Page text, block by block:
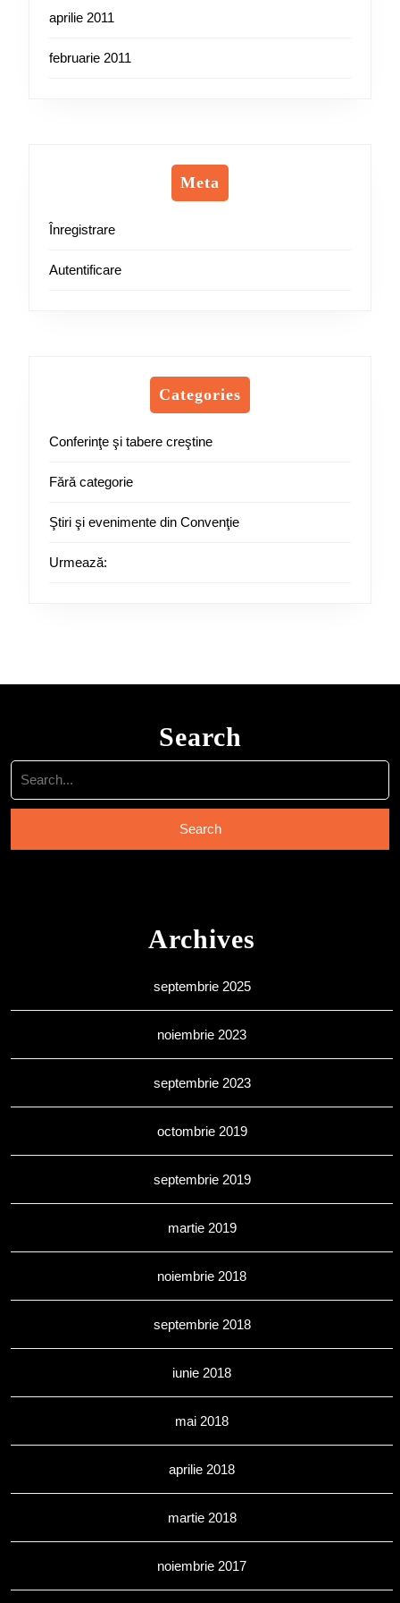
aprilie 2011
februarie 2011
Meta
Înregistrare
Autentificare
Categories
Conferinţe şi tabere creştine
Fără categorie
Ştiri şi evenimente din Convenţie
Urmează:
Search
Search
for:
Archives
septembrie 2025
noiembrie 2023
septembrie 2023
octombrie 2019
septembrie 2019
martie 2019
noiembrie 2018
septembrie 2018
iunie 2018
mai 2018
aprilie 2018
martie 2018
noiembrie 2017